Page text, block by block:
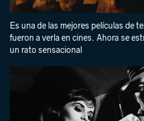
Es una de las mejores películas de
fueron a verla en cines. Ahora se
un rato sensacional